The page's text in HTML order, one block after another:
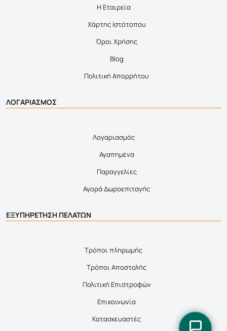
Η Εταιρεία
Χάρτης Ιστότοπου
Όροι Χρήσης
Blog
Πολιτική Απορρήτου
ΛΟΓΑΡΙΑΣΜΟΣ
Λογαριασμός
Αγαπημένα
Παραγγελίες
Αγορά Δωροεπιταγής
ΕΞΥΠΗΡΕΤΗΣΗ ΠΕΛΑΤΩΝ
Τρόποι πληρωμής
Τρόποι Αποστολής
Πολιτική Επιστροφών
Επικοινωνία
Κατασκευαστές